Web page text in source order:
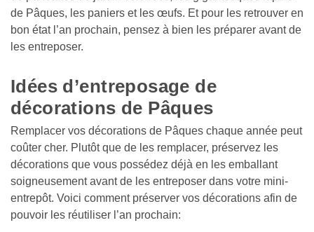
de Pâques, les paniers et les œufs. Et pour les retrouver en
bon état l’an prochain, pensez à bien les préparer avant de
les entreposer.
Idées d’entreposage de
décorations de Pâques
Remplacer vos décorations de Pâques chaque année peut
coûter cher. Plutôt que de les remplacer, préservez les
décorations que vous possédez déjà en les emballant
soigneusement avant de les entreposer dans votre mini-
entrepôt. Voici comment préserver vos décorations afin de
pouvoir les réutiliser l’an prochain: